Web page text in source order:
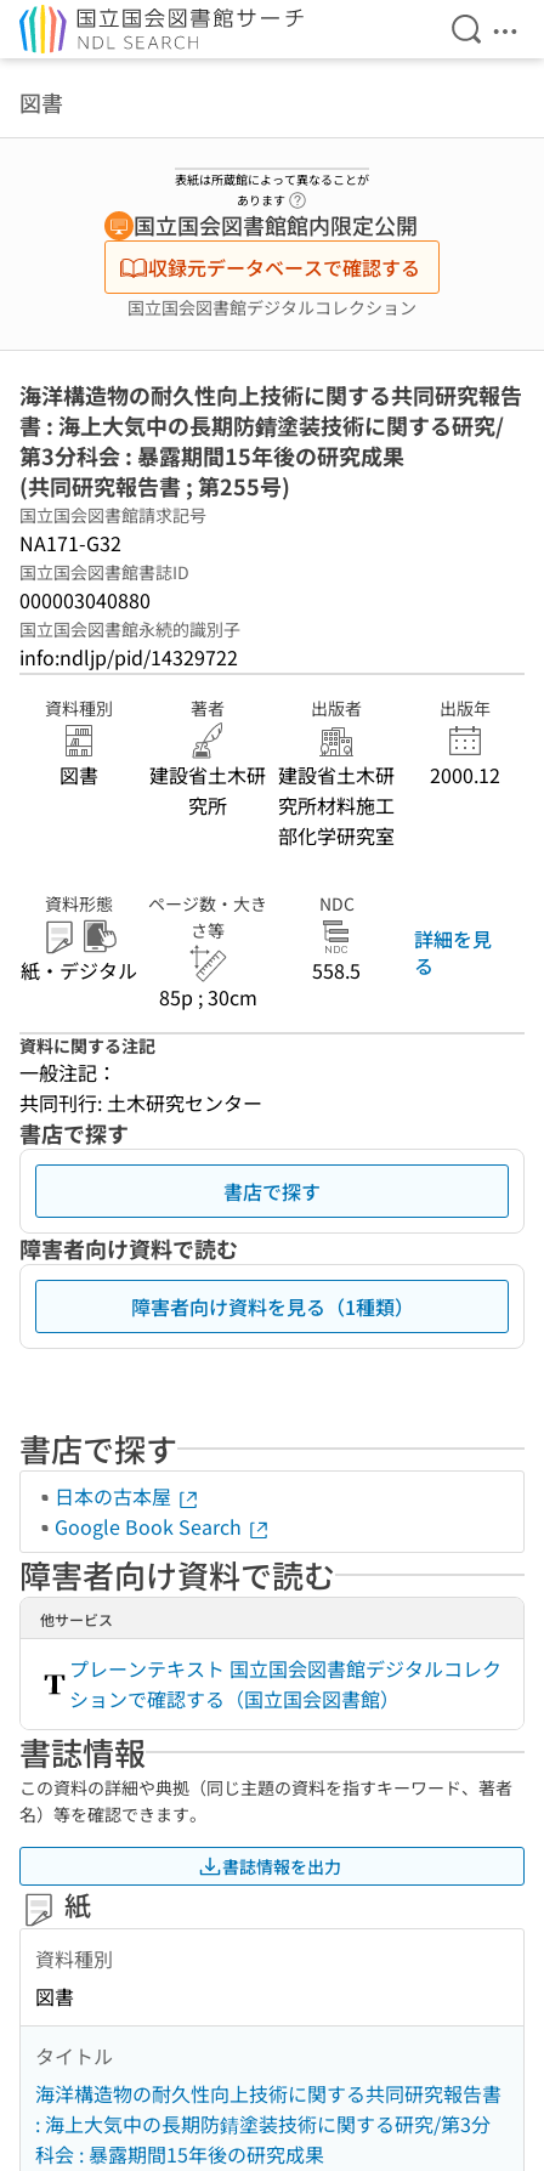
検索を
メ
図書
表紙は所蔵館によって異なることが
あります
国立国会図書館館内限定公開
収録元データベースで確認する
国立国会図書館デジタルコレクション
海洋構造物の耐久性向上技術に関する共同研究報告
書 : 海上大気中の長期防錆塗装技術に関する研究/
第3分科会 : 暴露期間15年後の研究成果
(共同研究報告書 ; 第255号)
国立国会図書館請求記号
NA171-G32
国立国会図書館書誌ID
000003040880
国立国会図書館永続的識別子
info:ndljp/pid/14329722
資料種別
図書
著者
建設省土木研
究所
出版者
建設省土木研
究所材料施工
部化学研究室
出版年
2000.12
資料形態
紙・デジタル
ページ数・大き
さ等
85p ; 30cm
NDC
558.5
詳細を見
る
資料に関する注記
一般注記：
共同刊行: 土木研究センター
書店で探す
書店で探す
障害者向け資料で読む
障害者向け資料を見る（1種類）
書店で探す
日本の古本屋
Google Book Search
障害者向け資料で読む
他サービス
プレーンテキスト 国立国会図書館デジタルコレク
ションで確認する（国立国会図書館）
書誌情報
この資料の詳細や典拠（同じ主題の資料を指すキーワード、著者
名）等を確認できます。
書誌情報を出力
紙
資料種別
図書
タイトル
海洋構造物の耐久性向上技術に関する共同研究報告書
: 海上大気中の長期防錆塗装技術に関する研究/第3分
科会 : 暴露期間15年後の研究成果